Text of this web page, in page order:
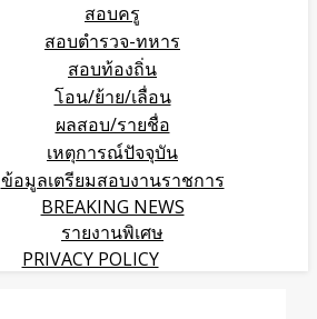
สอบครู
สอบตำรวจ-ทหาร
สอบท้องถิ่น
โอน/ย้าย/เลื่อน
ผลสอบ/รายชื่อ
เหตุการณ์ปัจจุบัน
ข้อมูลเตรียมสอบงานราชการ
BREAKING NEWS
รายงานพิเศษ
PRIVACY POLICY